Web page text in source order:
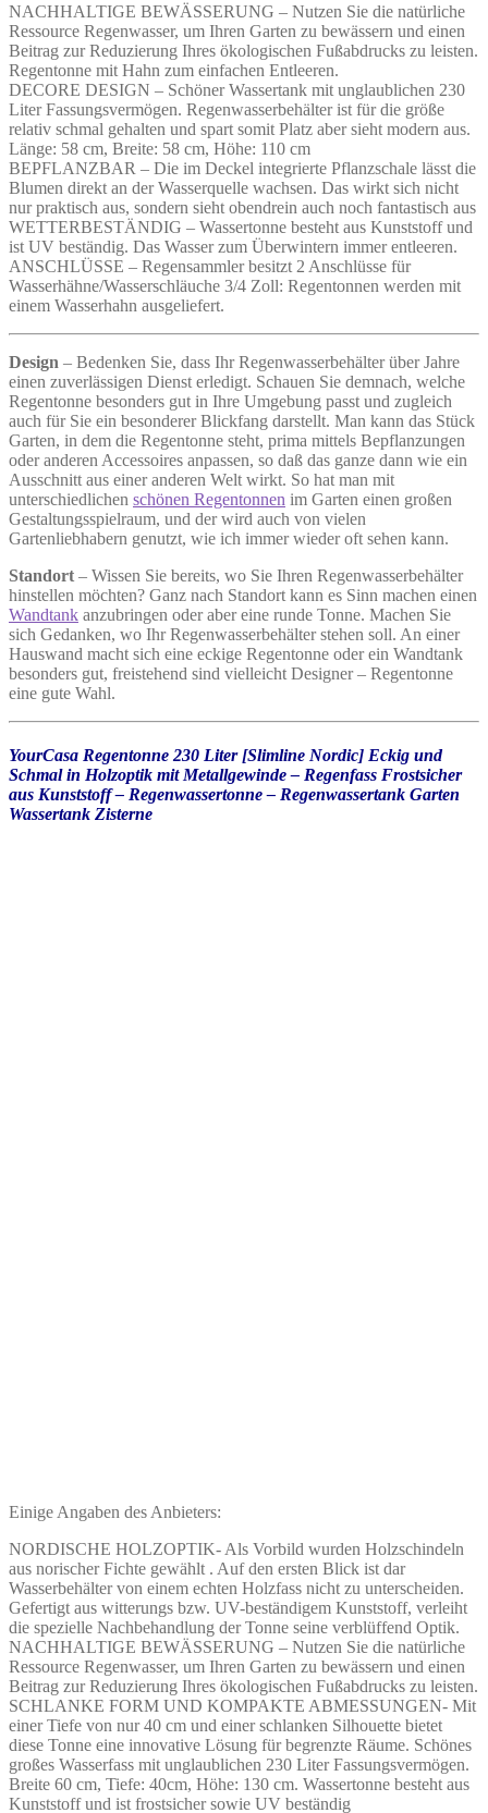
NACHHALTIGE BEWÄSSERUNG – Nutzen Sie die natürliche
Ressource Regenwasser, um Ihren Garten zu bewässern und einen
Beitrag zur Reduzierung Ihres ökologischen Fußabdrucks zu leisten.
Regentonne mit Hahn zum einfachen Entleeren.
DECORE DESIGN – Schöner Wassertank mit unglaublichen 230
Liter Fassungsvermögen. Regenwasserbehälter ist für die größe
relativ schmal gehalten und spart somit Platz aber sieht modern aus.
Länge: 58 cm, Breite: 58 cm, Höhe: 110 cm
BEPFLANZBAR – Die im Deckel integrierte Pflanzschale lässt die
Blumen direkt an der Wasserquelle wachsen. Das wirkt sich nicht
nur praktisch aus, sondern sieht obendrein auch noch fantastisch aus
WETTERBESTÄNDIG – Wassertonne besteht aus Kunststoff und
ist UV beständig. Das Wasser zum Überwintern immer entleeren.
ANSCHLÜSSE – Regensammler besitzt 2 Anschlüsse für
Wasserhähne/Wasserschläuche 3/4 Zoll: Regentonnen werden mit
einem Wasserhahn ausgeliefert.
Design – Bedenken Sie, dass Ihr Regenwasserbehälter über Jahre
einen zuverlässigen Dienst erledigt. Schauen Sie demnach, welche
Regentonne besonders gut in Ihre Umgebung passt und zugleich
auch für Sie ein besonderer Blickfang darstellt. Man kann das Stück
Garten, in dem die Regentonne steht, prima mittels Bepflanzungen
oder anderen Accessoires anpassen, so daß das ganze dann wie ein
Ausschnitt aus einer anderen Welt wirkt. So hat man mit
unterschiedlichen schönen Regentonnen im Garten einen großen
Gestaltungsspielraum, und der wird auch von vielen
Gartenliebhabern genutzt, wie ich immer wieder oft sehen kann.
Standort – Wissen Sie bereits, wo Sie Ihren Regenwasserbehälter
hinstellen möchten? Ganz nach Standort kann es Sinn machen einen
Wandtank anzubringen oder aber eine runde Tonne. Machen Sie
sich Gedanken, wo Ihr Regenwasserbehälter stehen soll. An einer
Hauswand macht sich eine eckige Regentonne oder ein Wandtank
besonders gut, freistehend sind vielleicht Designer – Regentonne
eine gute Wahl.
YourCasa Regentonne 230 Liter [Slimline Nordic] Eckig und
Schmal in Holzoptik mit Metallgewinde – Regenfass Frostsicher
aus Kunststoff – Regenwassertonne – Regenwassertank Garten
Wassertank Zisterne
Einige Angaben des Anbieters:
NORDISCHE HOLZOPTIK- Als Vorbild wurden Holzschindeln
aus norischer Fichte gewählt . Auf den ersten Blick ist dar
Wasserbehälter von einem echten Holzfass nicht zu unterscheiden.
Gefertigt aus witterungs bzw. UV-beständigem Kunststoff, verleiht
die spezielle Nachbehandlung der Tonne seine verblüffend Optik.
NACHHALTIGE BEWÄSSERUNG – Nutzen Sie die natürliche
Ressource Regenwasser, um Ihren Garten zu bewässern und einen
Beitrag zur Reduzierung Ihres ökologischen Fußabdrucks zu leisten.
SCHLANKE FORM UND KOMPAKTE ABMESSUNGEN- Mit
einer Tiefe von nur 40 cm und einer schlanken Silhouette bietet
diese Tonne eine innovative Lösung für begrenzte Räume. Schönes
großes Wasserfass mit unglaublichen 230 Liter Fassungsvermögen.
Breite 60 cm, Tiefe: 40cm, Höhe: 130 cm. Wassertonne besteht aus
Kunststoff und ist frostsicher sowie UV beständig